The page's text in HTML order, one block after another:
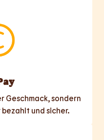
Geschmack, sondern
und sicher.